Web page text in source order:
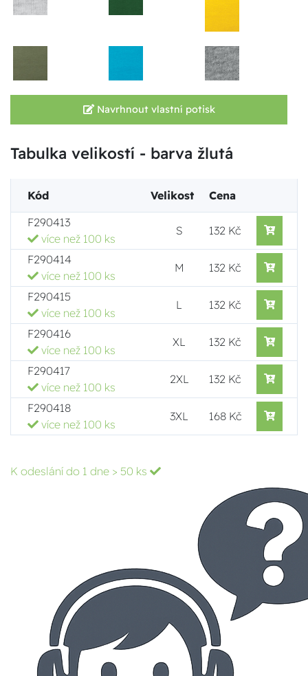
Navrhnout vlastní potisk
Tabulka velikostí - barva žlutá
Kód Velikost
Cena
F290413
více než 100 ks
S 132 Kč
F290414
více než 100 ks
M 132 Kč
F290415
více než 100 ks
L 132 Kč
F290416
více než 100 ks
XL 132 Kč
F290417
více než 100 ks
2XL 132 Kč
F290418
více než 100 ks
3XL 168 Kč
K odeslání do 1 dne > 50 ks